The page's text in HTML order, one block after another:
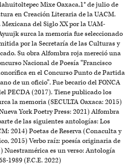
Mixe Oaxaca,1° de julio de
en Creación Literaria de la UACM.
del Siglo XX por la UAM-
surca la memoria fue seleccionado
por la Secretaría de las Culturas y
Su obra Alfombra roja mereció una
Nacional de Poesía “Francisco
en el Concurso Punto de Partida
de un oficio”. Fue becario del FONCA
PECDA (2017). Tiene publicado los
la memoria (SECULTA Oaxaca: 2015)
York Poetry Press: 2021) Alfombra
de las siguientes antologías: Los
2014) Poetas de Reserva (Conaculta y
2015) Verbo raíz: poesía originaria de
Nuestramérica es un verso: Antología
1989 (F.C.E. 2022)